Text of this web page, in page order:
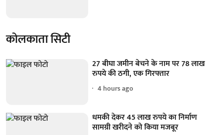
कोलकाता सिटी
27 बीघा जमीन बेचने के नाम पर 78 लाख
रुपये की ठगी, एक गिरफ्तार
4 hours ago
धमकी देकर 45 लाख रुपये का निर्माण
सामग्री खरीदने को किया मजबूर